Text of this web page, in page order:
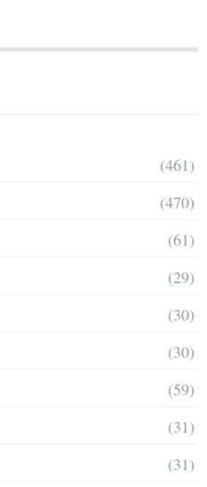
(461)
(470)
(61)
(29)
(30)
(30)
(59)
(31)
(31)